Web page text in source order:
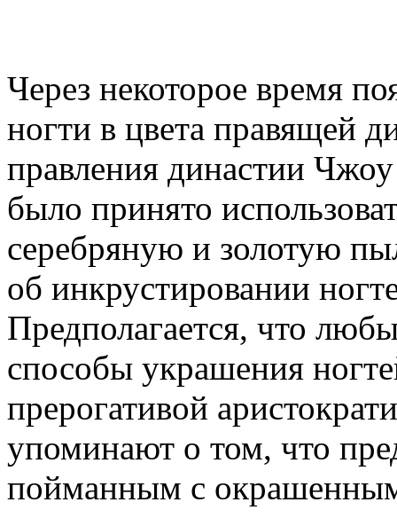
Через некоторое время
ногти в цвета правящей
правления династии
было принято
серебряную и золотую
об инкрустировании
Предполагается, что
способы украшения
прерогативой
упоминают о том, что
пойманным с